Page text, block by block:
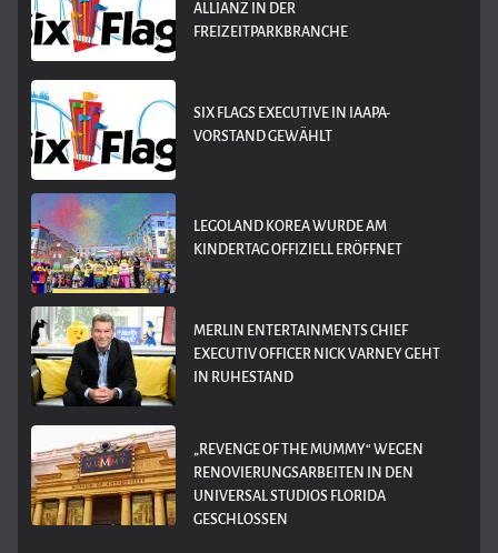
LLIANZ IN DER F
REIZEITPARKBRANCHE
SIX FLAGS EXECUTIVE IN IAAPA-
VORSTAND GEWÄHLT
LEGOLAND KOREA WURDE AM
KINDERTAG OFFIZIELL ERÖFFNET
MERLIN ENTERTAINMENTS CHIEF
EXECUTIV OFFICER NICK VARNEY GEHT
IN RUHESTAND
„REVENGE OF THE MUMMY“ WEGEN
RENOVIERUNGSARBEITEN IN DEN
UNIVERSAL STUDIOS FLORIDA
GESCHLOSSEN